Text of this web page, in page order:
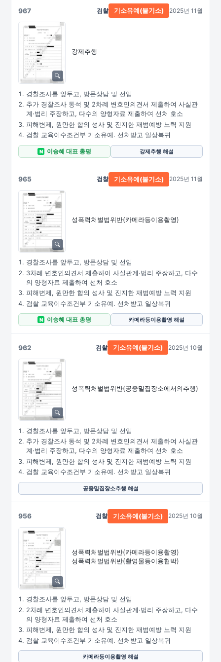
967
강제추행
검찰 기소유예(불기소) 2025년 11월
경찰조사를 앞두고, 방문상담 및 선임
추가 경찰조사 동석 및 2차례 변호인의견서 제출하여 사실관
계·법리 주장하고, 다수의 양형자료 제출하여 선처 호소
피해변제, 원만한 합의 성사 및 진지한 재범예방 노력 지원
검찰 교육이수조건부 기소유예. 선처받고 일상복귀
N 이승혜 대표 총평 강제추행 해설
965
성폭력처벌법위반(카메라등이용촬영)
검찰 기소유예(불기소) 2025년 11월
경찰조사를 앞두고, 방문상담 및 선임
3차례 변호인의견서 제출하여 사실관계·법리 주장하고, 다수
의 양형자료 제출하여 선처 호소
피해변제, 원만한 합의 성사 및 진지한 재범예방 노력 지원
검찰 교육이수조건부 기소유예. 선처받고 일상복귀
N 이승혜 대표 총평 카메라등이용촬영 해설
962
성폭력처벌법위반(공중밀집장소에서의추행)
검찰 기소유예(불기소) 2025년 10월
경찰조사를 앞두고, 방문상담 및 선임
추가 경찰조사 동석 및 2차례 변호인의견서 제출하여 사실관
계·법리 주장하고, 다수의 양형자료 제출하여 선처 호소
피해변제, 원만한 합의 성사 및 진지한 재범예방 노력 지원
검찰 교육이수조건부 기소유예. 선처받고 일상복귀
공중밀집장소추행 해설
956
성폭력처벌법위반(카메라등이용촬영)
성폭력처벌법위반(촬영물등이용협박)
검찰 기소유예(불기소) 2025년 10월
경찰조사를 앞두고, 방문상담 및 선임
2차례 변호인의견서 제출하여 사실관계·법리 주장하고, 다수
의 양형자료 제출하여 선처 호소
피해변제, 원만한 합의 성사 및 진지한 재범예방 노력 지원
검찰 교육이수조건부 기소유예. 선처받고 일상복귀
카메라등이용촬영 해설